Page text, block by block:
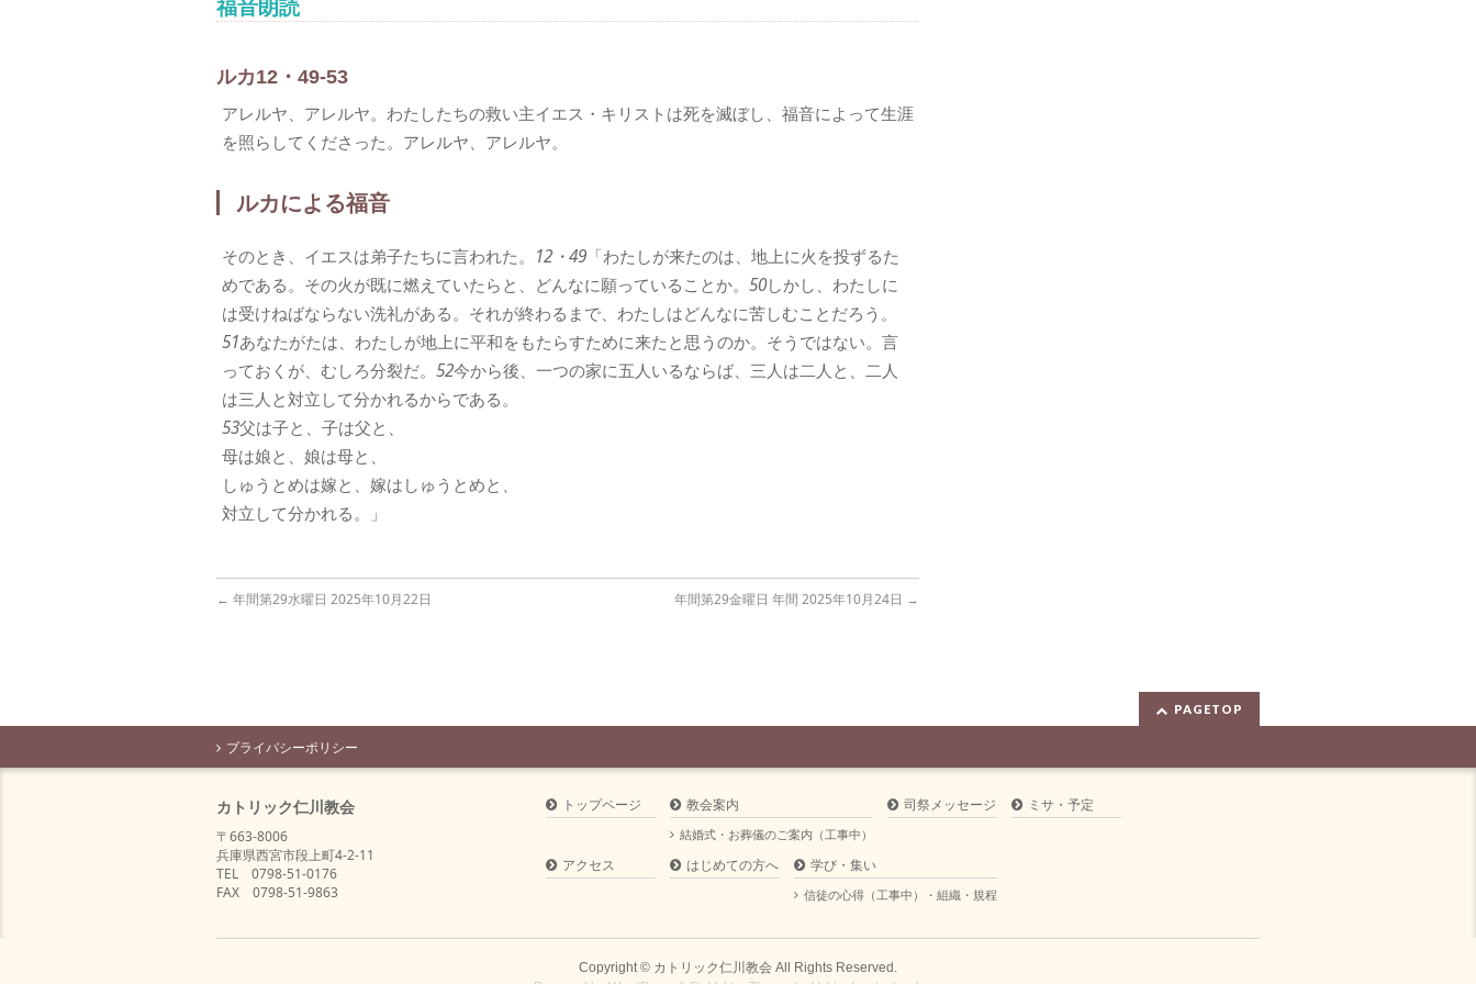
福音朗読
ルカ12・49-53
アレルヤ、アレルヤ。わたしたちの救い主イエス・キリストは死を滅ぼし、福音によって生涯
を照らしてくださった。アレルヤ、アレルヤ。
ルカによる福音
そのとき、イエスは弟子たちに言われた。 12・49 「わたしが来たのは、地上に火を投ずるた
めである。その火が既に燃えていたらと、どんなに願っていることか。 50しかし、わたしに
は受けねばならない洗礼がある。それが終わるまで、わたしはどんなに苦しむことだろう。
51あなたがたは、わたしが地上に平和をもたらすために来たと思うのか。そうではない。言
っておくが、むしろ分裂だ。 52今から後、一つの家に五人いるならば、三人は二人と、二人
は三人と対立して分かれるからである。
53父は子と、子は父と、
母は娘と、娘は母と、
しゅうとめは嫁と、嫁はしゅうとめと、
対立して分かれる。」
← 年間第29水曜日 2025年10月22日 年間第29金曜日 年間 2025年10月24日 →
PAGETOP
プライバシーポリシー
カトリック仁川教会
〒663-8006
兵庫県西宮市段上町4-2-11
TEL 0798-51-0176
FAX 0798-51-9863
トップページ 教会案内
結婚式・お葬儀のご案内（工事中）
司祭メッセージ ミサ・予定
アクセス はじめての方へ 学び・集い
信徒の心得（工事中）・組織・規程
Copyright © カトリック仁川教会 All Rights Reserved.